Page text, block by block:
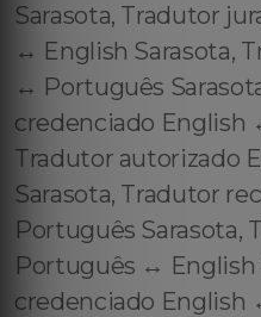
Sarasota, Tradutor
↔️ English Sarasota,
↔️ Português
credenciado English
Tradutor autorizado
Sarasota, Tradutor
Português Sarasota,
Português ↔️ English
credenciado English